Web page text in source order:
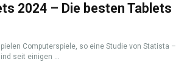
2024 – Die besten Tablets
Computerspiele, so eine Studie von Statista –
seit einigen ...